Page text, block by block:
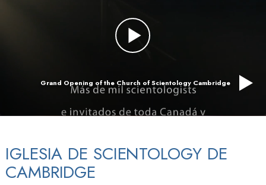
Grand Opening of the Church of Scientology Cambridge
IGLESIA DE SCIENTOLOGY DE
CAMBRIDGE